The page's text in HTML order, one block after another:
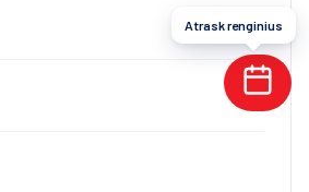
Atrask renginius